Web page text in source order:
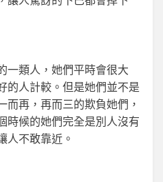
類人，她們平時會很大
的人計較。但是她們並不是
而再，再而三的欺負她們，
時候的她們完全是別人沒有
人不敢靠近。